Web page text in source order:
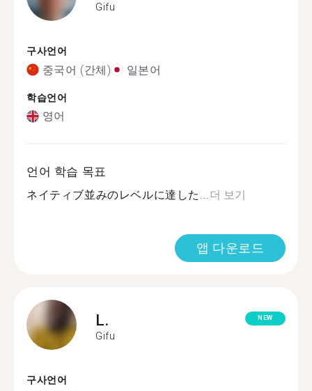
Gifu
구사언어
중국어 (간체) 일본어
학습언어
영어
언어 학습 목표
ネイティブ並みのレベルに達した...더 보기
앱 다운로드
L.
Gifu
NEW
구사언어